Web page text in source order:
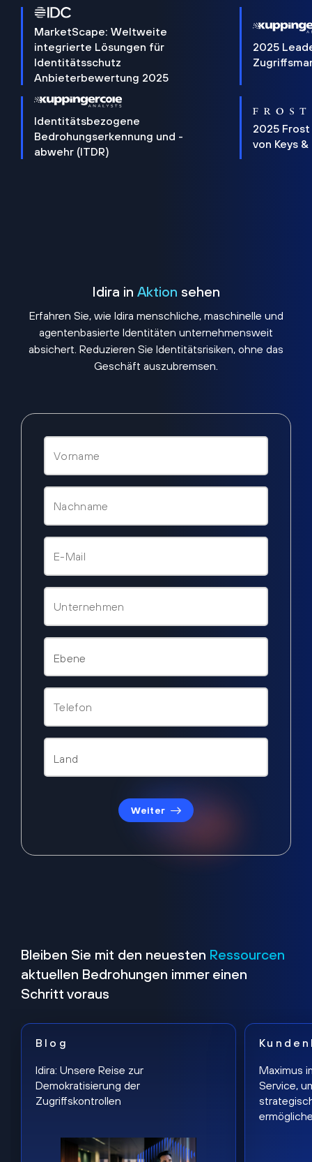
MarketScape: Weltweite
integrierte Lösungen für
Identitätsschutz
Anbieterbewertung 2025
2025
Identitätsbezogene
Bedrohungserkennung und -
abwehr (ITDR)
2025 Frost
von Keys
Idira in Aktion sehen
Erfahren Sie, wie Idira menschliche, maschinelle und
agentenbasierte Identitäten unternehmensweit
absichert. Reduzieren Sie Identitätsrisiken, ohne das
Geschäft auszubremsen.
Weiter
Bleiben Sie mit den neuesten Ressourcen
aktuellen Bedrohungen immer einen
Schritt voraus
Blog
Idira: Unsere Reise zur
Demokratisierung der
Zugriffskontrollen
Maximus
Service,